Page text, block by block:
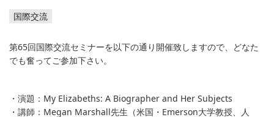
国際交流
第65回国際交流セミナーを以下の通り開催致しますので、どなた
でも奮ってご参加下さい。
・演題：My Elizabeths: A Biographer and Her Subjects
・講師：Megan Marshall先生（米国・Emerson大学教授、人